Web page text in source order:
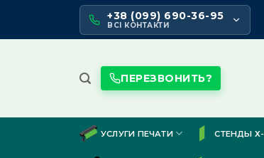
content
+38 (099) 690-36-95
ВСІ КОНТАКТИ
ПЕРЕЗВОНИТЬ?
УСЛУГИ ПЕЧАТИ СТЕНДЫ